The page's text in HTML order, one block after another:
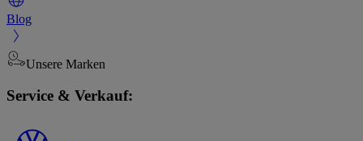
Blog
Unsere Marken
Service & Verkauf: